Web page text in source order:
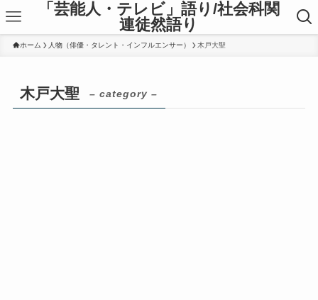
「芸能人・テレビ」語り/社会科関
連徒然語り
ホーム 人物（俳優・タレント・インフルエンサー） 木戸大聖
木戸大聖 – category –